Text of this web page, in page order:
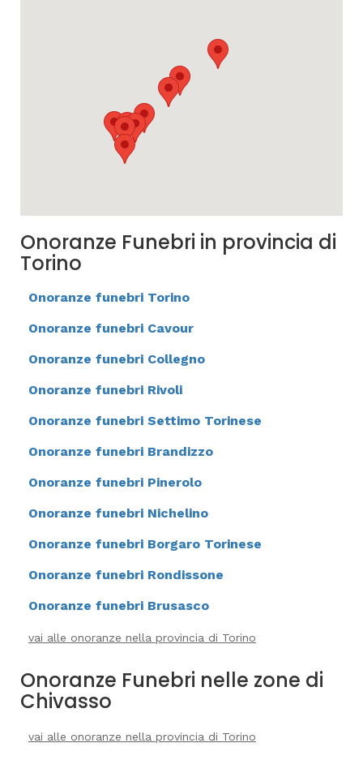
Onoranze Funebri in provincia di
Torino
Onoranze funebri Torino
Onoranze funebri Cavour
Onoranze funebri Collegno
Onoranze funebri Rivoli
Onoranze funebri Settimo Torinese
Onoranze funebri Brandizzo
Onoranze funebri Pinerolo
Onoranze funebri Nichelino
Onoranze funebri Borgaro Torinese
Onoranze funebri Rondissone
Onoranze funebri Brusasco
vai alle onoranze nella provincia di Torino
Onoranze Funebri nelle zone di
Chivasso
vai alle onoranze nella provincia di Torino